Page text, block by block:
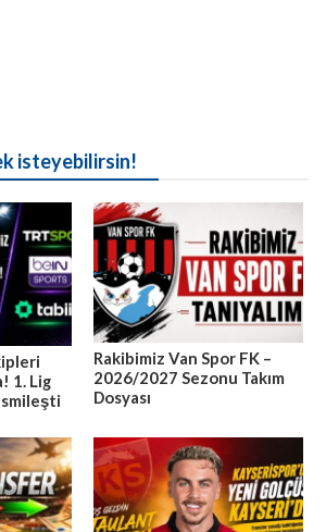
isteyebilirsin!
1. Lig
Rakibimiz Van Spor FK –
2026/2027 Sezonu Takım
Dosyası